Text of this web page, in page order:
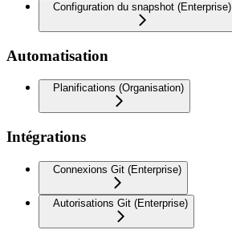
Configuration du snapshot (Enterprise)
Automatisation
Planifications (Organisation)
Intégrations
Connexions Git (Enterprise)
Autorisations Git (Enterprise)